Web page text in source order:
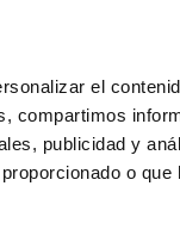
el
compartimos
publicidad y
o
BIDELAGUN